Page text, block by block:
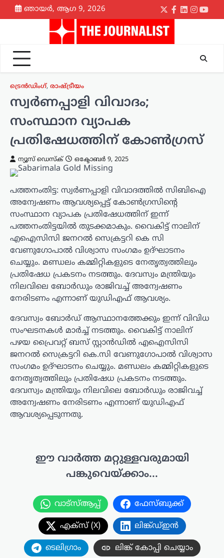
Skip
to
ഞായർ, ആഗ 9, 2026
Twitter
Facebook
LinkedIn
ട്രെൻഡിംഗ്, രാഷ്ട്രീയം
സ്വര്‍ണപ്പാളി വിവാദം;
സംസ്ഥാന വ്യാപക
പ്രതിഷേധത്തിന് കോണ്‍ഗ്രസ്
ന്യൂസ് ഡെസ്ക് ഒക്ടോബർ 9, 2025
പത്തനംതിട്ട: സ്വർണപ്പാളി വിവാദത്തിൽ സിബിഐ
അന്വേഷണം ആവശ്യപ്പെട്ട് കോൺഗ്രസിന്‍റെ
സംസ്ഥാന വ്യാപക പ്രതിഷേധത്തിന് ഇന്ന്
പത്തനംതിട്ടയിൽ തുടക്കമാകും. വൈകിട്ട് നാലിന്
എഐസിസി ജനറൽ സെക്രട്ടറി കെ സി
വേണുഗോപാൽ വിശ്വാസ സംഗമം ഉദ്ഘാടനം
ചെയ്യും. മണ്ഡലം കമ്മിറ്റികളുടെ നേതൃത്വത്തിലും
പ്രതിഷേധ പ്രകടനം നടത്തും. ദേവസ്വം മന്ത്രിയും
നിലവിലെ ബോർഡും രാജിവച്ച് അന്വേഷണം
നേരിടണം എന്നാണ് യുഡിഎഫ് ആവശ്യം.
ദേവസ്വം ബോർഡ് ആസ്ഥാനത്തേക്കും ഇന്ന് വിവിധ
സംഘടനകൾ മാർച്ച് നടത്തും. വൈകിട്ട് നാലിന്
പഴയ പ്രൈവറ്റ് ബസ് സ്റ്റാൻഡിൽ എഐസിസി
ജനറൽ സെക്രട്ടറി കെ.സി വേണുഗോപാൽ വിശ്വാസ
സംഗമം ഉദ്ഘാടനം ചെയ്യും. മണ്ഡലം കമ്മിറ്റികളുടെ
നേതൃത്വത്തിലും പ്രതിഷേധ പ്രകടനം നടത്തും.
ദേവസ്വം മന്ത്രിയും നിലവിലെ ബോർഡും രാജിവച്ച്
അന്വേഷണം നേരിടണം എന്നാണ് യുഡിഎഫ്
ആവശ്യപ്പെടുന്നതു.
ഈ വാർത്ത മറ്റുള്ളവരുമായി
പങ്കുവെയ്ക്കാം...
വാട്സ്ആപ്പ് ഫേസ്ബുക്ക്
എക്സ് (X) ലിങ്ക്ഡ്ഇൻ
ടെലിഗ്രാം ലിങ്ക് കോപ്പി ചെയ്യാം